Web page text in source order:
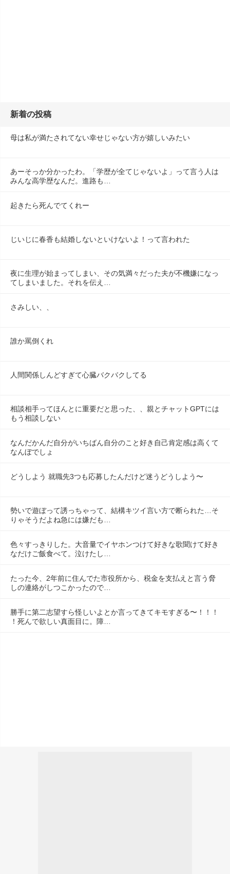
新着の投稿
母は私が満たされてない幸せじゃない方が嬉しいみたい
あーそっか分かったわ。「学歴が全てじゃないよ」って言う人は
みんな高学歴なんだ。進路も…
起きたら死んでてくれー
じいじに春香も結婚しないといけないよ！って言われた
夜に生理が始まってしまい、その気満々だった夫が不機嫌になっ
てしまいました。それを伝え…
さみしい、、
誰か罵倒くれ
人間関係しんどすぎて心臓バクバクしてる
相談相手ってほんとに重要だと思った、、親とチャットGPTには
もう相談しない
なんだかんだ自分がいちばん自分のこと好き自己肯定感は高くて
なんぼでしょ
どうしよう 就職先3つも応募したんだけど迷うどうしよう〜
勢いで遊ぼって誘っちゃって、結構キツイ言い方で断られた…そ
りゃそうだよね急には嫌だも…
色々すっきりした。大音量でイヤホンつけて好きな歌聞けて好き
なだけご飯食べて。泣けたし…
たった今、2年前に住んでた市役所から、税金を支払えと言う脅
しの連絡がしつこかったので…
勝手に第二志望すら怪しいよとか言ってきてキモすぎる〜！！！
！死んで欲しい真面目に。障…